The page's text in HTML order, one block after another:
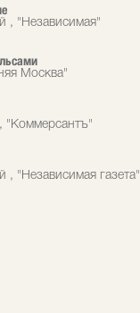
, "Независимая"
Москва"
"Коммерсантъ"
, "Независимая газета"